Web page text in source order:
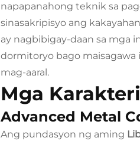
napapanahong teknik sa
sinasakripisyo ang
ay nagbibigay-daan sa mga
dormitoryo bago
mag-aaral.
Mga
Advanced Metal
Ang pundasyon ng aming